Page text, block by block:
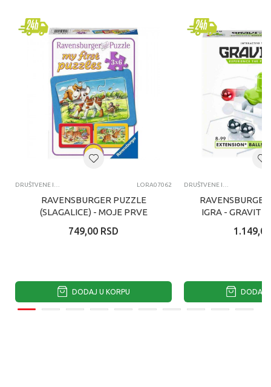
DRUŠTVENE IGRE I PUZLE LORA07062
RAVENSBURGER PUZZLE
(SLAGALICE) - MOJE PRVE
749,00 RSD
DODAJ U KORPU
DRUŠTVENE IGRE I PUZLE
IGRA -
1.149,00
DODAJ